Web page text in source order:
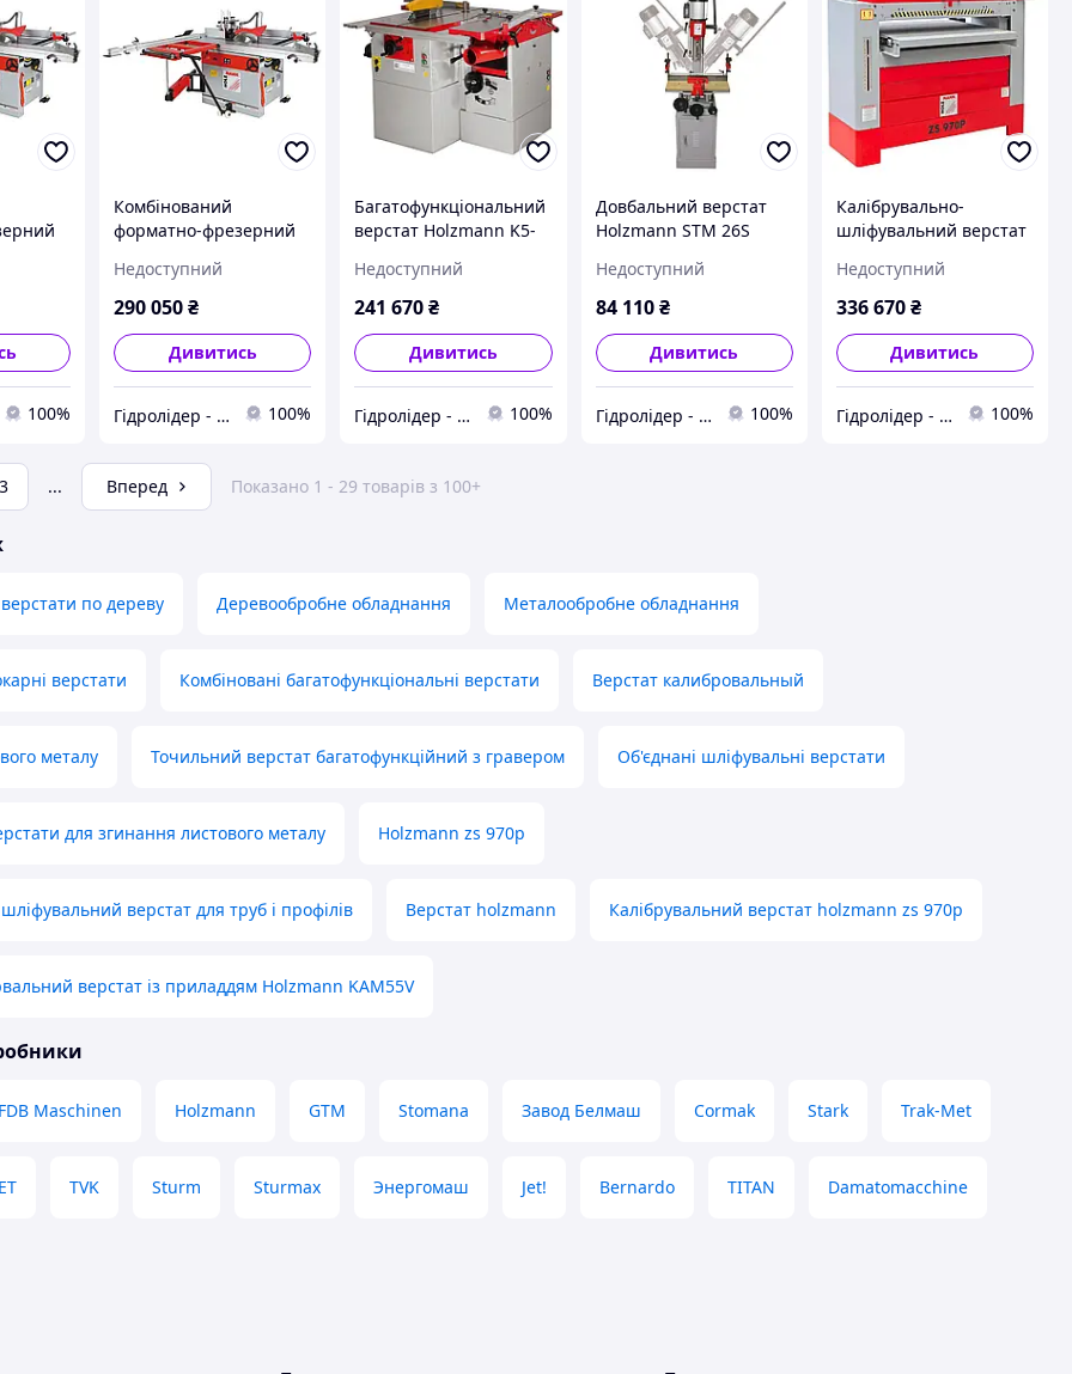
100%
Комбінований
форматно-фрезерний
315VF-2000 230 В
Недоступний
290 050₴
Дивитись
Гідролідер - агротехніка, промислове та будівельне обладнання 100%
Багатофункціональний
верстат Holzmann K5-
Недоступний
241 670₴
Дивитись
Гідролідер - агротехніка, промислове та будівельне обладнання 100%
Довбальний верстат
Holzmann STM 26S
Недоступний
84 110 ₴
Дивитись
Гідролідер - агротехніка, промислове та будівельне обладнання 100%
Калібрувально-
шліфувальний верстат
Недоступний
336 670₴
Дивитись
Гідролідер - агротехніка, промислове та будівельне обладнання 100%
3 ... Вперед Показано 1 - 29 товарів з 100+
по дереву Деревообробне обладнання Металообробне обладнання
верстати Комбіновані багатофункціональні верстати Верстат калибровальный
металу Точильний верстат багатофункційний з гравером Об'єднані шліфувальні верстати
для згинання листового металу Holzmann zs 970p
верстат для труб і профілів Верстат holzmann Калібрувальний верстат holzmann zs 970p
верстат із приладдям Holzmann KAM55V
FDB Maschinen Holzmann GTM Stomana Завод Белмаш Cormak Stark Trak-Met
TVK Sturm Sturmax Энергомаш Jet! Bernardo TITAN Damatomacchine